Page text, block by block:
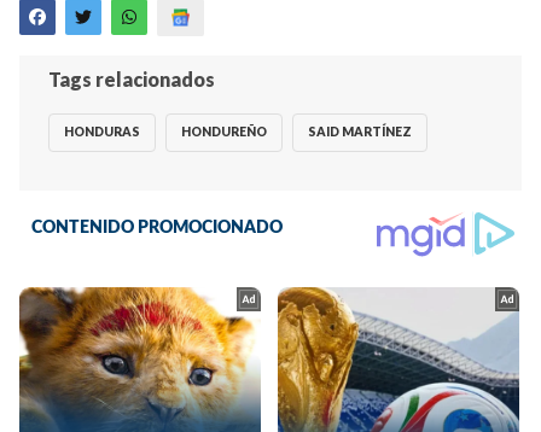
Tags relacionados
HONDURAS HONDUREÑO SAID MARTÍNEZ